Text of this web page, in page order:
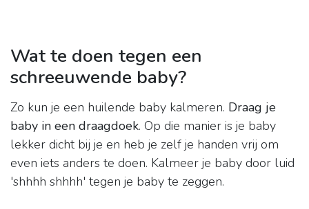
Wat te doen tegen een
schreeuwende baby?
Zo kun je een huilende baby kalmeren. Draag je
baby in een draagdoek. Op die manier is je baby
lekker dicht bij je en heb je zelf je handen vrij om
even iets anders te doen. Kalmeer je baby door luid
'shhhh shhhh' tegen je baby te zeggen.